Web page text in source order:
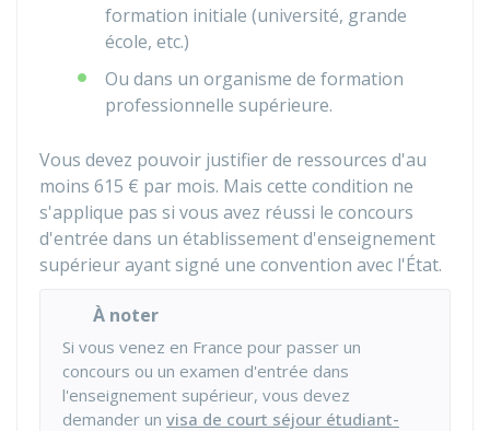
formation initiale (université, grande
école, etc.)
Ou dans un organisme de formation
professionnelle supérieure.
Vous devez pouvoir justifier de ressources d'au
moins 615 € par mois. Mais cette condition ne
s'applique pas si vous avez réussi le concours
d'entrée dans un établissement d'enseignement
supérieur ayant signé une convention avec l'État.
À noter
Si vous venez en France pour passer un
concours ou un examen d'entrée dans
l'enseignement supérieur, vous devez
demander un visa de court séjour étudiant-